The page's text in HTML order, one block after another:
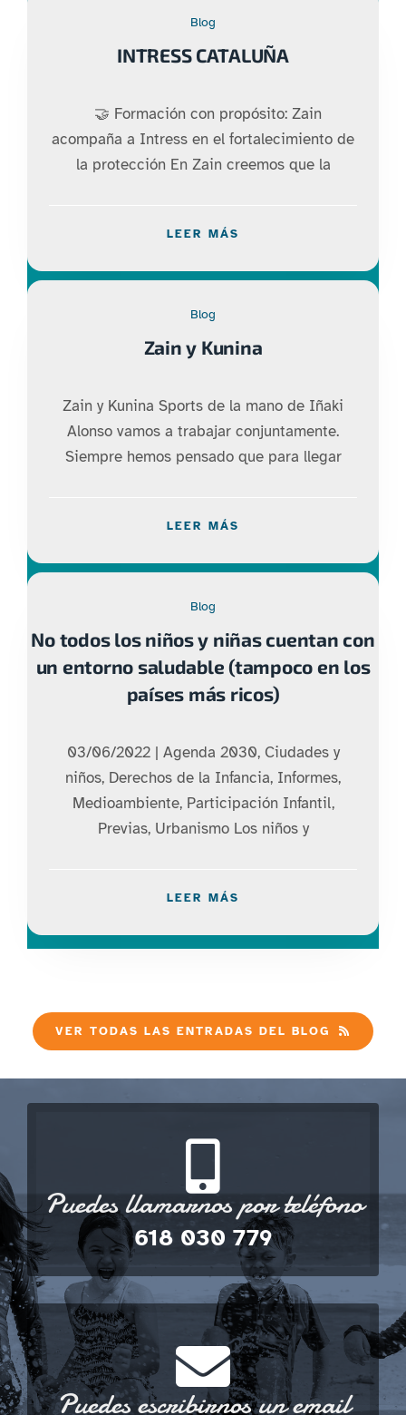
Blog
INTRESS CATALUÑA
🤝 Formación con propósito: Zain
acompaña a Intress en el fortalecimiento de
la protección En Zain creemos que la
LEER MÁS
Blog
Zain y Kunina
Zain y Kunina Sports de la mano de Iñaki
Alonso vamos a trabajar conjuntamente.
Siempre hemos pensado que para llegar
LEER MÁS
Blog
No todos los niños y niñas cuentan con
un entorno saludable (tampoco en los
países más ricos)
03/06/2022 | Agenda 2030, Ciudades y
niños, Derechos de la Infancia, Informes,
Medioambiente, Participación Infantil,
Previas, Urbanismo Los niños y
LEER MÁS
VER TODAS LAS ENTRADAS DEL BLOG
Puedes llamarnos por teléfono
618 030 779
Puedes escribirnos un email